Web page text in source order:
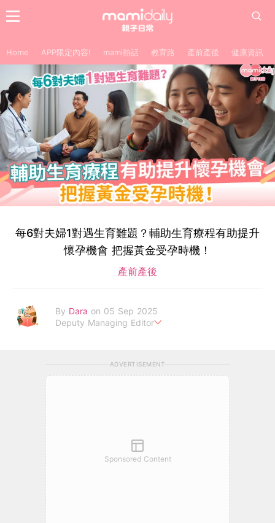
Home APP限定內容! mami熱話 教育路 產前產後 健康資訊
每6對夫婦1對遇生育難題？輔助生育療程有助提升
懷孕機會 把握黃金受孕時機！
產前產後
By Dara on 05 Sep 2025
Deputy Managing Editor
ADVERTISEMENT
Sponsored Content